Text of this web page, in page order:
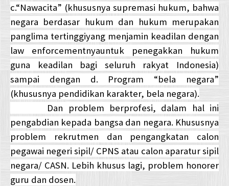
c.“Nawacita” (khususnya supremasi hukum, bahwa
negara berdasar hukum dan hukum merupakan
panglima tertinggiyang menjamin keadilan dengan
law enforcementnyauntuk penegakkan hukum
guna keadilan bagi seluruh rakyat Indonesia)
sampai dengan d. Program “bela negara”
(khususnya pendidikan karakter, bela negara).
Dan problem berprofesi, dalam hal ini
pengabdian kepada bangsa dan negara. Khususnya
problem rekrutmen dan pengangkatan calon
pegawai negeri sipil/ CPNS atau calon aparatur sipil
negara/ CASN. Lebih khusus lagi, problem honorer
guru dan dosen.